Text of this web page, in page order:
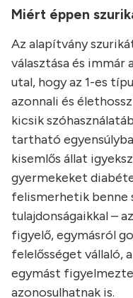
Miért éppen
Az alapítvány
választása és immár
utal, hogy az 1-es
azonnali és
kicsik
tartható
kisemlős állat
gyermekeket
felismerhetik benne
tulajdonságaikkal –
figyelő, egymásról
felelősséget vállaló,
egymást
azonosulhatnak is.